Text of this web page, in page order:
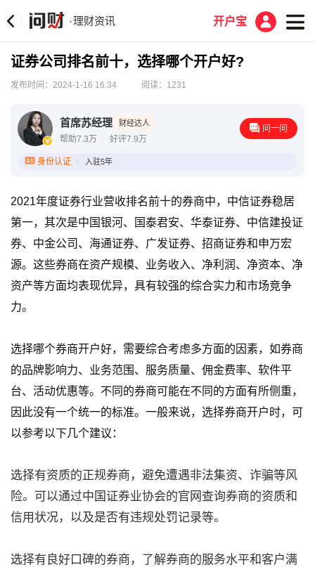
·理财资讯 开户宝
证券公司排名前十，选择哪个开户好?
发布时间：2024-1-16 16:34 阅读：1231
首席苏经理 财经达人
帮助7.3万 好评7.9万
问一问
身份认证 入驻5年
2021年度证券行业营收排名前十的券商中，中信证券稳居
第一，其次是中国银河、国泰君安、华泰证券、中信建投证
券、中金公司、海通证券、广发证券、招商证券和申万宏
源。这些券商在资产规模、业务收入、净利润、净资本、净
资产等方面均表现优异，具有较强的综合实力和市场竞争
力。
选择哪个券商开户好，需要综合考虑多方面的因素，如券商
的品牌影响力、业务范围、服务质量、佣金费率、软件平
台、活动优惠等。不同的券商可能在不同的方面有所侧重，
因此没有一个统一的标准。一般来说，选择券商开户时，可
以参考以下几个建议：
选择有资质的正规券商，避免遭遇非法集资、诈骗等风
险。可以通过中国证券业协会的官网查询券商的资质和
信用状况，以及是否有违规处罚记录等。
选择有良好口碑的券商，了解券商的服务水平和客户满